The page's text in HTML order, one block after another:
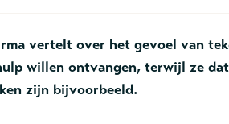
vertelt over het gevoel van
willen ontvangen, terwijl ze
zijn bijvoorbeeld.